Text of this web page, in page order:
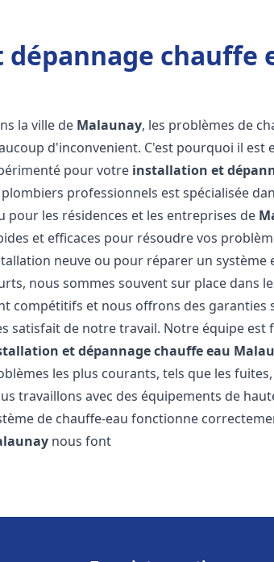
chauffe
la ville de Malaunay, les problèmes de
d'inconvenient. C'est pourquoi il
pour votre installation et
professionnels est spécialisée
pour les résidences et les entreprises de
et efficaces pour résoudre vos
neuve ou pour réparer un
nous sommes souvent sur place dans
compétitifs et nous offrons des garanties
satisfait de notre travail. Notre équipe
et dépannage chauffe eau
les plus courants, tels que les
travaillons avec des équipements de
de chauffe-eau fonctionne
nous font